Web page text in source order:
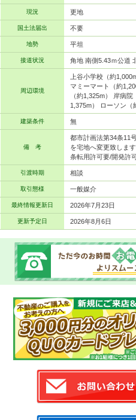
現況 更地
国土法届出 不要
地勢 平坦
接道状況 角地 南側5.43ｍ公道
周辺環境
上谷小学校（約
マミーマート（約
（約1,325m） 岸病
1,375m） ローソン（
建築条件 無
備 考
都市計画法第34条11
を宅地へ変更致しま
条転用許可要/開発許
引渡時期 相談
取引態様 一般媒介
最終情報更新日 2026年7月23日
更新予定日 2026年8月6日